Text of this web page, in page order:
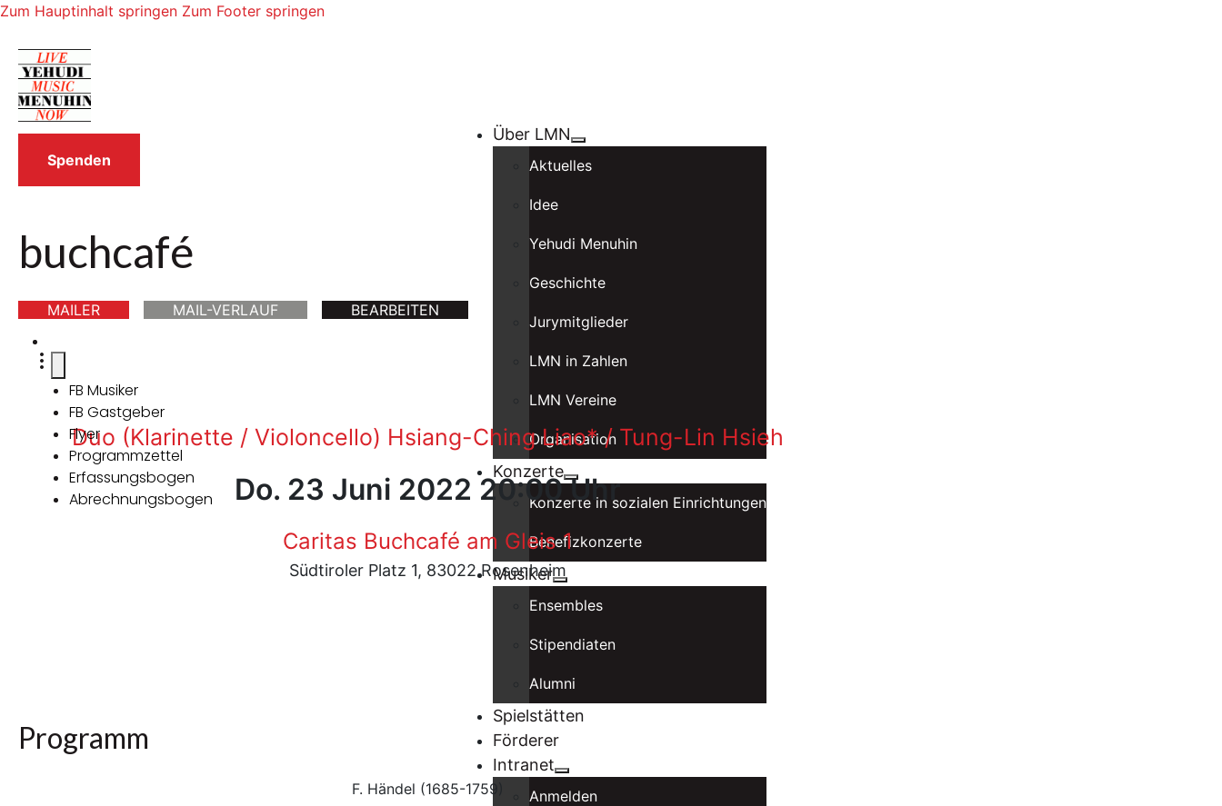
Zum Hauptinhalt springen Zum Footer springen
Über LMN
Aktuelles
Idee
Yehudi Menuhin
Geschichte
Jurymitglieder
LMN in Zahlen
LMN Vereine
Organisation
Konzerte
Konzerte in sozialen Einrichtungen
Benefizkonzerte
Musiker
Ensembles
Stipendiaten
Alumni
Spielstätten
Förderer
Intranet
Anmelden
Spenden
buchcafé
MAILER MAIL-VERLAUF BEARBEITEN
FB Musiker
FB Gastgeber
Flyer
Programmzettel
Erfassungsbogen
Abrechnungsbogen
Duo (Klarinette / Violoncello) Hsiang-Ching Liao* / Tung-Lin Hsieh
Do. 23 Juni 2022 20:00 Uhr
Caritas Buchcafé am Gleis 1
Südtiroler Platz 1, 83022 Rosenheim
Programm
F. Händel (1685-1759)